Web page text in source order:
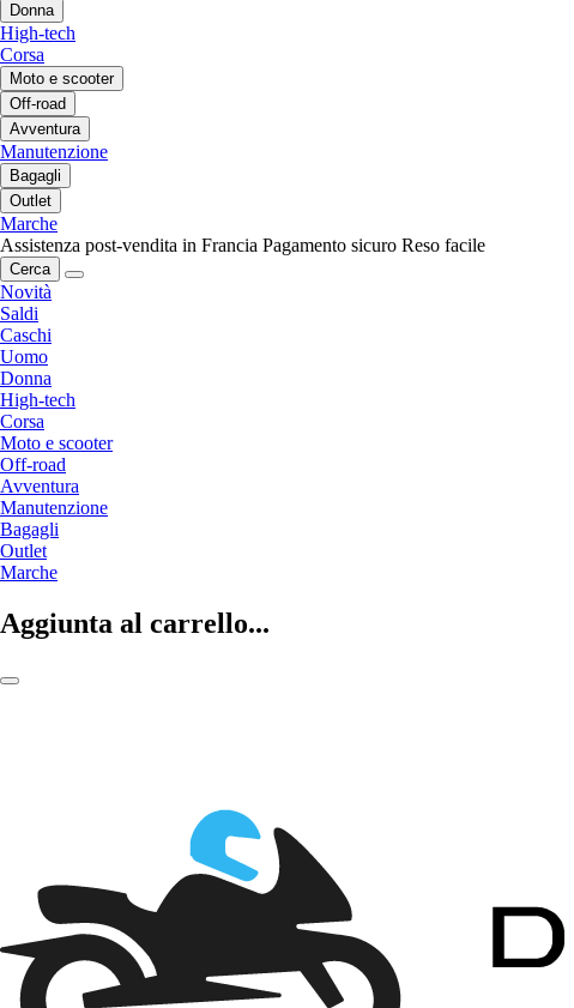
Donna
High-tech
Corsa
Moto e scooter
Off-road
Avventura
Manutenzione
Bagagli
Outlet
Marche
Assistenza post-vendita in Francia Pagamento sicuro Reso facile
Cerca
Novità
Saldi
Caschi
Uomo
Donna
High-tech
Corsa
Moto e scooter
Off-road
Avventura
Manutenzione
Bagagli
Outlet
Marche
Aggiunta al carrello...